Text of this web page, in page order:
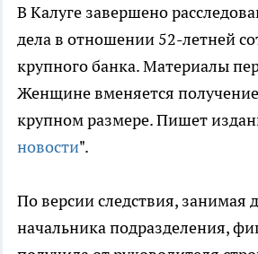
В Калуге завершено
дела в отношении 52-летней
крупного банка. Материалы
Женщине вменяется
крупном размере. Пишет
новости".
По версии следствия, занимая
начальника подразделения,